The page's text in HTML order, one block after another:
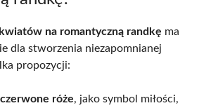
kwiatów na romantyczną randkę ma
dla stworzenia niezapomnianej
propozycji:
róże, jako symbol miłości,